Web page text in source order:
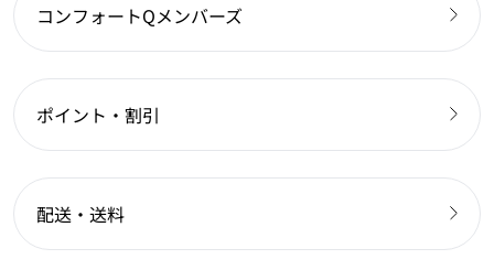
コンフォートQメンバーズ
ポイント・割引
配送・送料